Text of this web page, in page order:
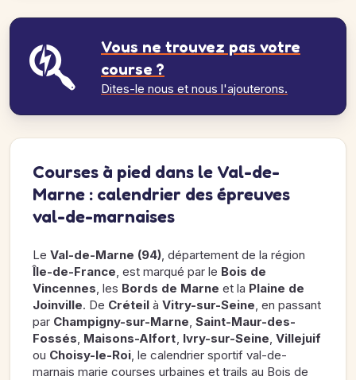
Vous ne trouvez pas votre
course ?
Dites-le nous et nous l'ajouterons.
Courses à pied dans le Val-de-
Marne : calendrier des épreuves
val-de-marnaises
Le Val-de-Marne (94), département de la région
Île-de-France, est marqué par le Bois de
Vincennes, les Bords de Marne et la Plaine de
Joinville. De Créteil à Vitry-sur-Seine, en passant
par Champigny-sur-Marne, Saint-Maur-des-
Fossés, Maisons-Alfort, Ivry-sur-Seine, Villejuif
ou Choisy-le-Roi, le calendrier sportif val-de-
marnais marie courses urbaines et trails au Bois de